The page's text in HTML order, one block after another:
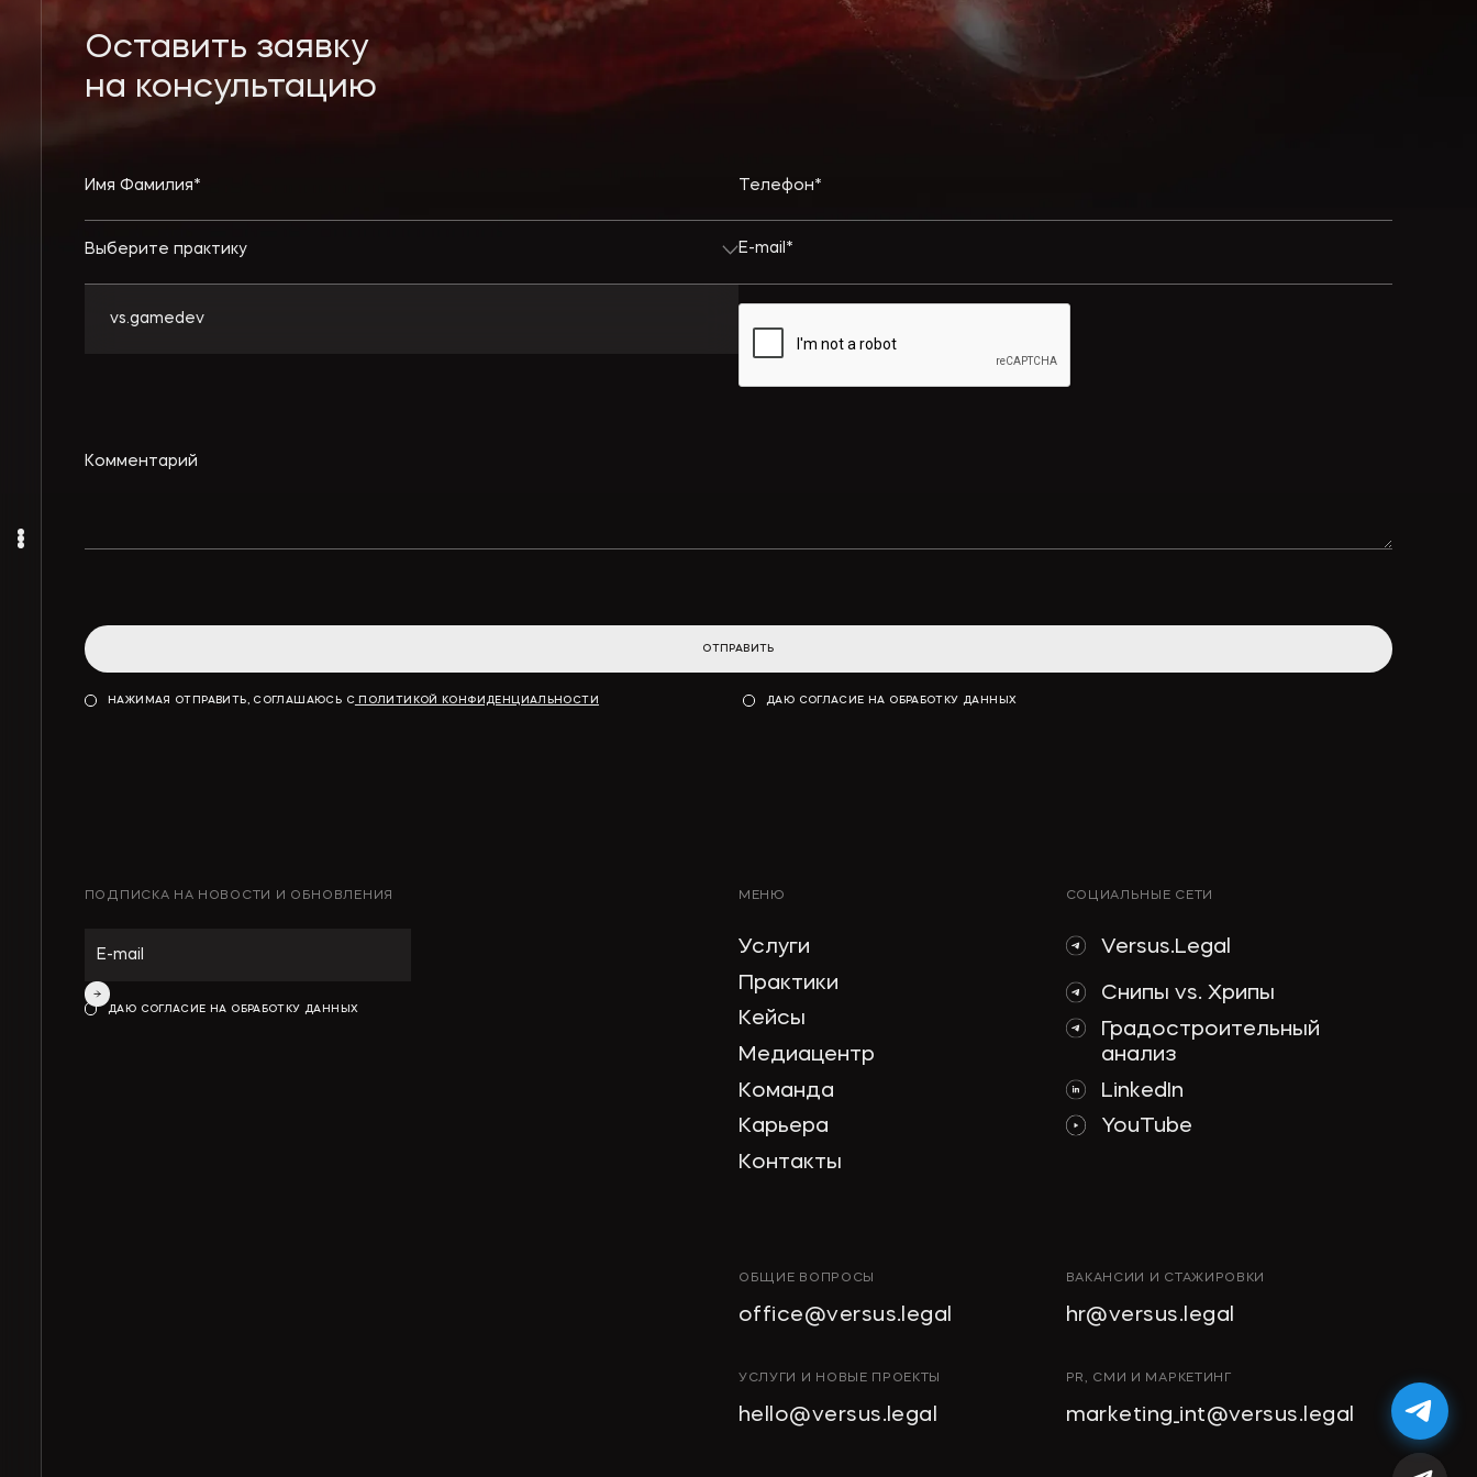
Оставить заявку
на консультацию
Выберите практику
vs.gamedev
ОТПРАВИТЬ
НАЖИМАЯ ОТПРАВИТЬ, СОГЛАШАЮСЬ СПОЛИТИКОЙ КОНФИДЕНЦИАЛЬНОСТИ ДАЮ СОГЛАСИЕ НА ОБРАБОТКУ ДАННЫХ
ПОДПИСКА НА НОВОСТИ И ОБНОВЛЕНИЯ
ДАЮ СОГЛАСИЕ НА ОБРАБОТКУ ДАННЫХ
МЕНЮ
Услуги
Практики
Кейсы
Медиацентр
Команда
Карьера
Контакты
СОЦИАЛЬНЫЕ СЕТИ
Versus.Legal
Снипы vs. Хрипы
Градостроительный
анализ
LinkedIn
YouTube
ОБЩИЕ ВОПРОСЫ
office@versus.legal
УСЛУГИ И НОВЫЕ ПРОЕКТЫ
hello@versus.legal
ВАКАНСИИ И СТАЖИРОВКИ
hr@versus.legal
PR, СМИ И МАРКЕТИНГ
marketing_int@versus.legal